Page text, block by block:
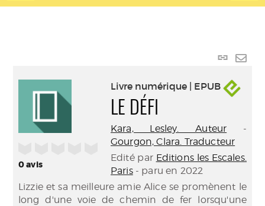
Lien
0avis
Livre numérique | EPUB
LE DÉFI
Kara, Lesley. Auteur -
Gourgon, Clara. Traducteur
Edité par Editions les Escales.
Paris- paru en 2022
Lizzie et sa meilleure amie Alice se promènent le
long d'une voie de chemin de fer lorsqu'une